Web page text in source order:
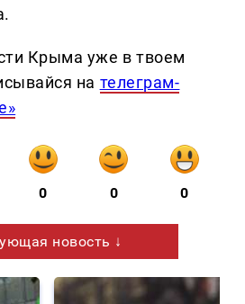
Крыма уже в твоем
на телеграм-
0 0 0
новость ↓